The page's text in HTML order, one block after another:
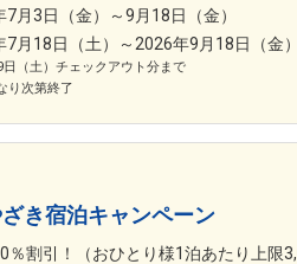
7月3日（金）～9月18日（金）
7月18日（土）～2026年9月18日（金
日（土）チェックアウト分まで
り次第終了
き宿泊キャンペーン
％割引！（おひとり様1泊あたり上限